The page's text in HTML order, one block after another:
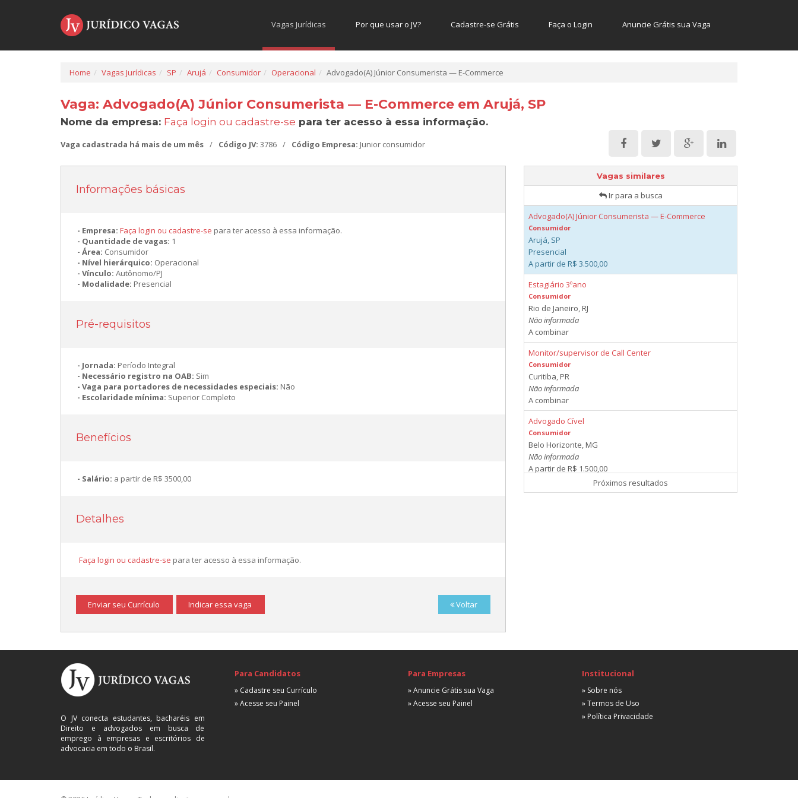
Vagas Jurídicas Por que usar o JV? Cadastre-se Grátis Faça o Login Anuncie Grátis sua Vaga
Home Vagas Jurídicas SP Arujá Consumidor Operacional Advogado(A) Júnior Consumerista — E-Commerce
Vaga: Advogado(A) Júnior Consumerista — E-Commerce em Arujá, SP
Nome da empresa: Faça login ou cadastre-se para ter acesso à essa informação.
Vaga cadastrada há mais de um mês / Código JV: 3786 / Código Empresa: Junior consumidor
Informações básicas
Empresa: Faça login ou cadastre-se para ter acesso à essa informação.
Quantidade de vagas: 1
Área: Consumidor
Nível hierárquico: Operacional
Vínculo: Autônomo/PJ
Modalidade: Presencial
Pré-requisitos
Jornada: Período Integral
Necessário registro na OAB: Sim
Vaga para portadores de necessidades especiais: Não
Escolaridade mínima: Superior Completo
Benefícios
Salário: a partir de R$ 3500,00
Detalhes
Faça login ou cadastre-se para ter acesso à essa informação.
Enviar seu Currículo Indicar essa vaga Voltar
Vagas similares
Ir para a busca
Advogado(A) Júnior Consumerista — E-Commerce
Consumidor
Arujá, SP
Presencial
A partir de R$ 3.500,00
Estagiário 3ºano
Consumidor
Rio de Janeiro, RJ
Não informada
A combinar
Monitor/supervisor de Call Center
Consumidor
Curitiba, PR
Não informada
A combinar
Advogado Cível
Consumidor
Belo Horizonte, MG
Não informada
A partir de R$ 1.500,00
Rio de Janeiro, RJ
A partir de R$ 1.500,00
Advogado Pleno
Rio de Janeiro, RJ
Próximos resultados
O JV conecta estudantes, bacharéis em
Direito e advogados em busca de
emprego à empresas e escritórios de
advocacia em todo o Brasil.
Para Candidatos
» Cadastre seu Currículo
» Acesse seu Painel
Para Empresas
» Anuncie Grátis sua Vaga
» Acesse seu Painel
Institucional
» Sobre nós
» Termos de Uso
» Política Privacidade